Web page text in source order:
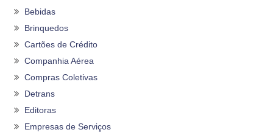
Bebidas
Brinquedos
Cartões de Crédito
Companhia Aérea
Compras Coletivas
Detrans
Editoras
Empresas de Serviços